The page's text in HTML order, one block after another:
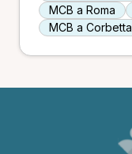
MCB a Roma
MCB a Corbetta